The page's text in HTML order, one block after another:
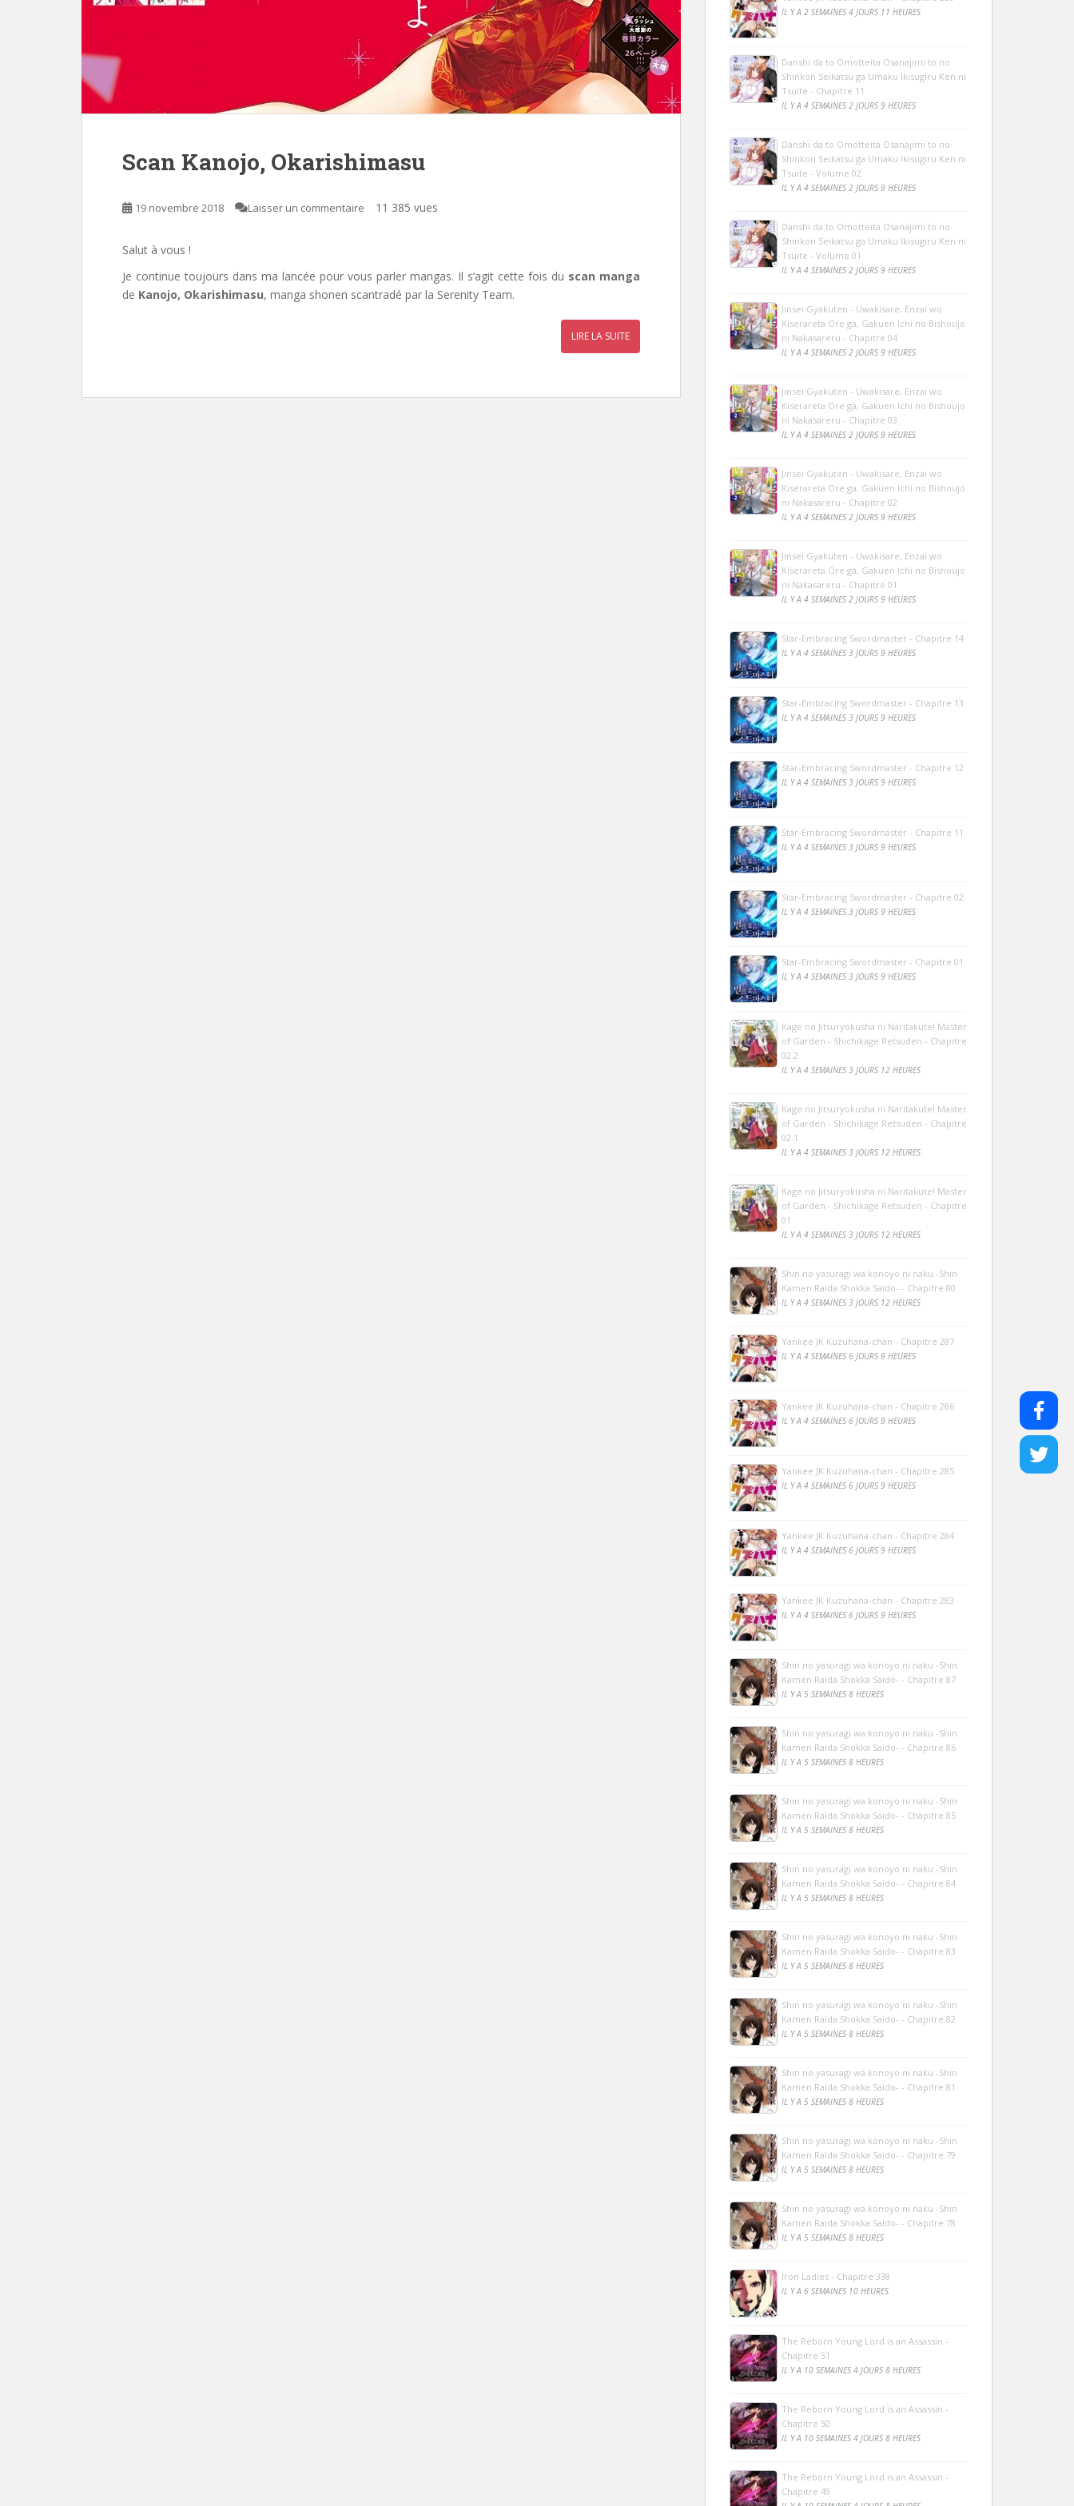
Scan Kanojo, Okarishimasu
19 novembre 2018 Laisser un commentaire 11 385 vues
Salut à vous !
Je continue toujours dans ma lancée pour vous parler mangas. Il s’agit cette fois du scan manga
de Kanojo, Okarishimasu, manga shonen scantradé par la Serenity Team.
LIRE LA SUITE
IL Y A 2 SEMAINES 4 JOURS 11 HEURES
Danshi da to Omotteita Osanajimi to no
Shinkon Seikatsu ga Umaku Ikisugiru Ken ni
Tsuite - Chapitre 11
IL Y A 4 SEMAINES 2 JOURS 9 HEURES
Danshi da to Omotteita Osanajimi to no
Shinkon Seikatsu ga Umaku Ikisugiru Ken ni
Tsuite - Volume 02
IL Y A 4 SEMAINES 2 JOURS 9 HEURES
Danshi da to Omotteita Osanajimi to no
Shinkon Seikatsu ga Umaku Ikisugiru Ken ni
Tsuite - Volume 01
IL Y A 4 SEMAINES 2 JOURS 9 HEURES
Jinsei Gyakuten - Uwakisare, Enzai wo
Kiserareta Ore ga, Gakuen Ichi no Bishoujo
ni Nakasareru - Chapitre 04
IL Y A 4 SEMAINES 2 JOURS 9 HEURES
Jinsei Gyakuten - Uwakisare, Enzai wo
Kiserareta Ore ga, Gakuen Ichi no Bishoujo
ni Nakasareru - Chapitre 03
IL Y A 4 SEMAINES 2 JOURS 9 HEURES
Jinsei Gyakuten - Uwakisare, Enzai wo
Kiserareta Ore ga, Gakuen Ichi no Bishoujo
ni Nakasareru - Chapitre 02
IL Y A 4 SEMAINES 2 JOURS 9 HEURES
Jinsei Gyakuten - Uwakisare, Enzai wo
Kiserareta Ore ga, Gakuen Ichi no Bishoujo
ni Nakasareru - Chapitre 01
IL Y A 4 SEMAINES 2 JOURS 9 HEURES
Star-Embracing Swordmaster - Chapitre 14
IL Y A 4 SEMAINES 3 JOURS 9 HEURES
Star-Embracing Swordmaster - Chapitre 13
IL Y A 4 SEMAINES 3 JOURS 9 HEURES
Star-Embracing Swordmaster - Chapitre 12
IL Y A 4 SEMAINES 3 JOURS 9 HEURES
Star-Embracing Swordmaster - Chapitre 11
IL Y A 4 SEMAINES 3 JOURS 9 HEURES
Star-Embracing Swordmaster - Chapitre 02
IL Y A 4 SEMAINES 3 JOURS 9 HEURES
Star-Embracing Swordmaster - Chapitre 01
IL Y A 4 SEMAINES 3 JOURS 9 HEURES
Kage no Jitsuryokusha ni Naritakute! Master
of Garden - Shichikage Retsuden - Chapitre
02.2
IL Y A 4 SEMAINES 3 JOURS 12 HEURES
Kage no Jitsuryokusha ni Naritakute! Master
of Garden - Shichikage Retsuden - Chapitre
02.1
IL Y A 4 SEMAINES 3 JOURS 12 HEURES
Kage no Jitsuryokusha ni Naritakute! Master
of Garden - Shichikage Retsuden - Chapitre
01
IL Y A 4 SEMAINES 3 JOURS 12 HEURES
Shin no yasuragi wa konoyo ni naku -Shin
Kamen Raida Shokka Saido- - Chapitre 80
IL Y A 4 SEMAINES 3 JOURS 12 HEURES
Yankee JK Kuzuhana-chan - Chapitre 287
IL Y A 4 SEMAINES 6 JOURS 9 HEURES
Yankee JK Kuzuhana-chan - Chapitre 286
IL Y A 4 SEMAINES 6 JOURS 9 HEURES
Yankee JK Kuzuhana-chan - Chapitre 285
IL Y A 4 SEMAINES 6 JOURS 9 HEURES
Yankee JK Kuzuhana-chan - Chapitre 284
IL Y A 4 SEMAINES 6 JOURS 9 HEURES
Yankee JK Kuzuhana-chan - Chapitre 283
IL Y A 4 SEMAINES 6 JOURS 9 HEURES
Shin no yasuragi wa konoyo ni naku -Shin
Kamen Raida Shokka Saido- - Chapitre 87
IL Y A 5 SEMAINES 8 HEURES
Shin no yasuragi wa konoyo ni naku -Shin
Kamen Raida Shokka Saido- - Chapitre 86
IL Y A 5 SEMAINES 8 HEURES
Shin no yasuragi wa konoyo ni naku -Shin
Kamen Raida Shokka Saido- - Chapitre 85
IL Y A 5 SEMAINES 8 HEURES
Shin no yasuragi wa konoyo ni naku -Shin
Kamen Raida Shokka Saido- - Chapitre 84
IL Y A 5 SEMAINES 8 HEURES
Shin no yasuragi wa konoyo ni naku -Shin
Kamen Raida Shokka Saido- - Chapitre 83
IL Y A 5 SEMAINES 8 HEURES
Shin no yasuragi wa konoyo ni naku -Shin
Kamen Raida Shokka Saido- - Chapitre 82
IL Y A 5 SEMAINES 8 HEURES
Shin no yasuragi wa konoyo ni naku -Shin
Kamen Raida Shokka Saido- - Chapitre 81
IL Y A 5 SEMAINES 8 HEURES
Shin no yasuragi wa konoyo ni naku -Shin
Kamen Raida Shokka Saido- - Chapitre 79
IL Y A 5 SEMAINES 8 HEURES
Shin no yasuragi wa konoyo ni naku -Shin
Kamen Raida Shokka Saido- - Chapitre 78
IL Y A 5 SEMAINES 8 HEURES
Iron Ladies - Chapitre 338
IL Y A 6 SEMAINES 10 HEURES
The Reborn Young Lord is an Assassin -
Chapitre 51
IL Y A 10 SEMAINES 4 JOURS 8 HEURES
The Reborn Young Lord is an Assassin -
Chapitre 50
IL Y A 10 SEMAINES 4 JOURS 8 HEURES
The Reborn Young Lord is an Assassin -
Chapitre 49